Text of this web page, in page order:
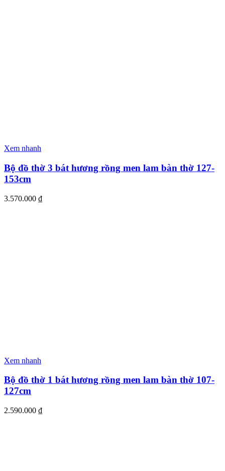
Xem nhanh
Bộ đồ thờ 3 bát hương rồng men lam bàn thờ 127-
153cm
3.570.000 ₫
Xem nhanh
Bộ đồ thờ 1 bát hương rồng men lam bàn thờ 107-
127cm
2.590.000 ₫